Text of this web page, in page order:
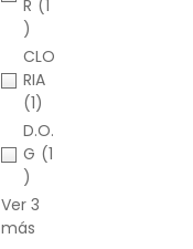
R (1
)
CLO
RIA
(1)
D.O.
G (1
)
Ver 3
más